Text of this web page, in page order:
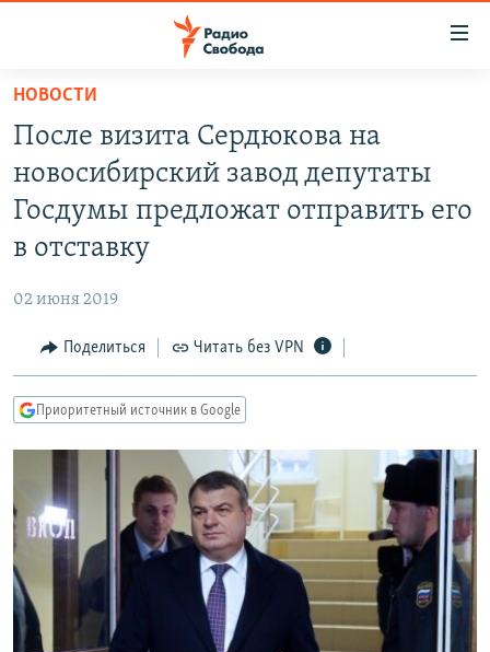
упрощенного
доступа
основному
содержанию
навигации
Вернутся
ПОДКАСТЫ
АВТОРСКИЕ ПРОЕКТЫ
IDEL.РЕАЛИИ
КАВКАЗ.РЕАЛИИ
СИБИРЬ.РЕАЛИИ
РАСПИСАНИЕ ВЕЩАНИЯ
ПОДПИШИТЕСЬ НА РАССЫЛКУ
СОЦИАЛЬНЫЕ СЕТИ
НОВОСТИ
После визита Сердюкова на
новосибирский завод депутаты
Госдумы предложат отправить его
в отставку
02 июня 2019
Поделиться Читать без VPN
Приоритетный источник в Google